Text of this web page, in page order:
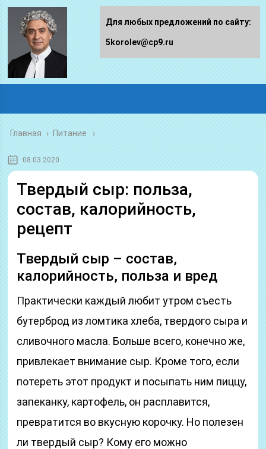
Главная › Питание
08.03.2020
Твердый сыр: польза,
состав, калорийность,
рецепт
Твердый сыр – состав,
калорийность, польза и вред
Практически каждый любит утром съесть
бутерброд из ломтика хлеба, твердого сыра и
сливочного масла. Больше всего, конечно же,
привлекает внимание сыр. Кроме того, если
потереть этот продукт и посыпать ним пиццу,
запеканку, картофель, он расплавится,
превратится во вкусную корочку. Но полезен
ли твердый сыр? Кому его можно
Для любых предложений по сайту:
5korolev@cp9.ru